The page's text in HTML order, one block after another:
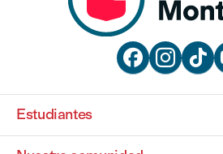
  
Estudiantes